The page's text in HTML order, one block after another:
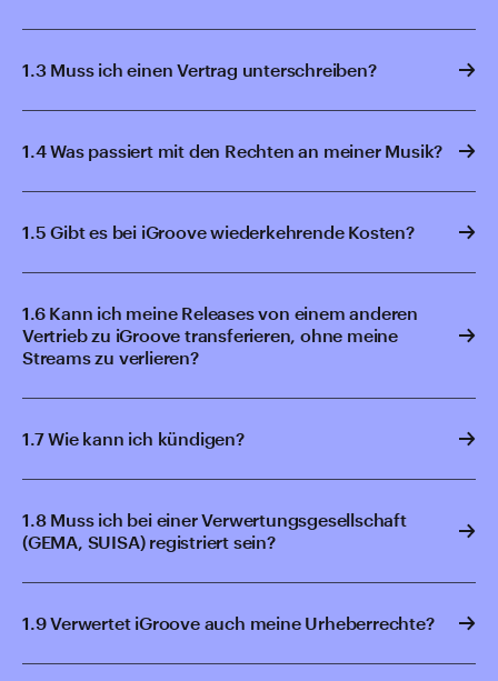
1.3 Muss ich einen Vertrag unterschreiben?
1.4 Was passiert mit den Rechten an meiner Musik?
1.5 Gibt es bei iGroove wiederkehrende Kosten?
1.6 Kann ich meine Releases von einem anderen
Vertrieb zu iGroove transferieren, ohne meine
Streams zu verlieren?
1.7 Wie kann ich kündigen?
1.8 Muss ich bei einer Verwertungsgesellschaft
(GEMA, SUISA) registriert sein?
1.9 Verwertet iGroove auch meine Urheberrechte?